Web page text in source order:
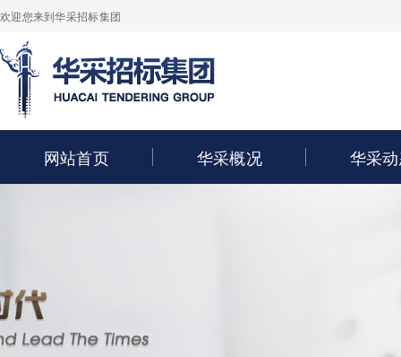
欢迎您来到华采招标集团
网站首页 华采概况 华采